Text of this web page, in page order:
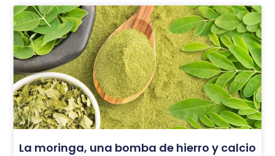
La moringa, una bomba de hierro y calcio